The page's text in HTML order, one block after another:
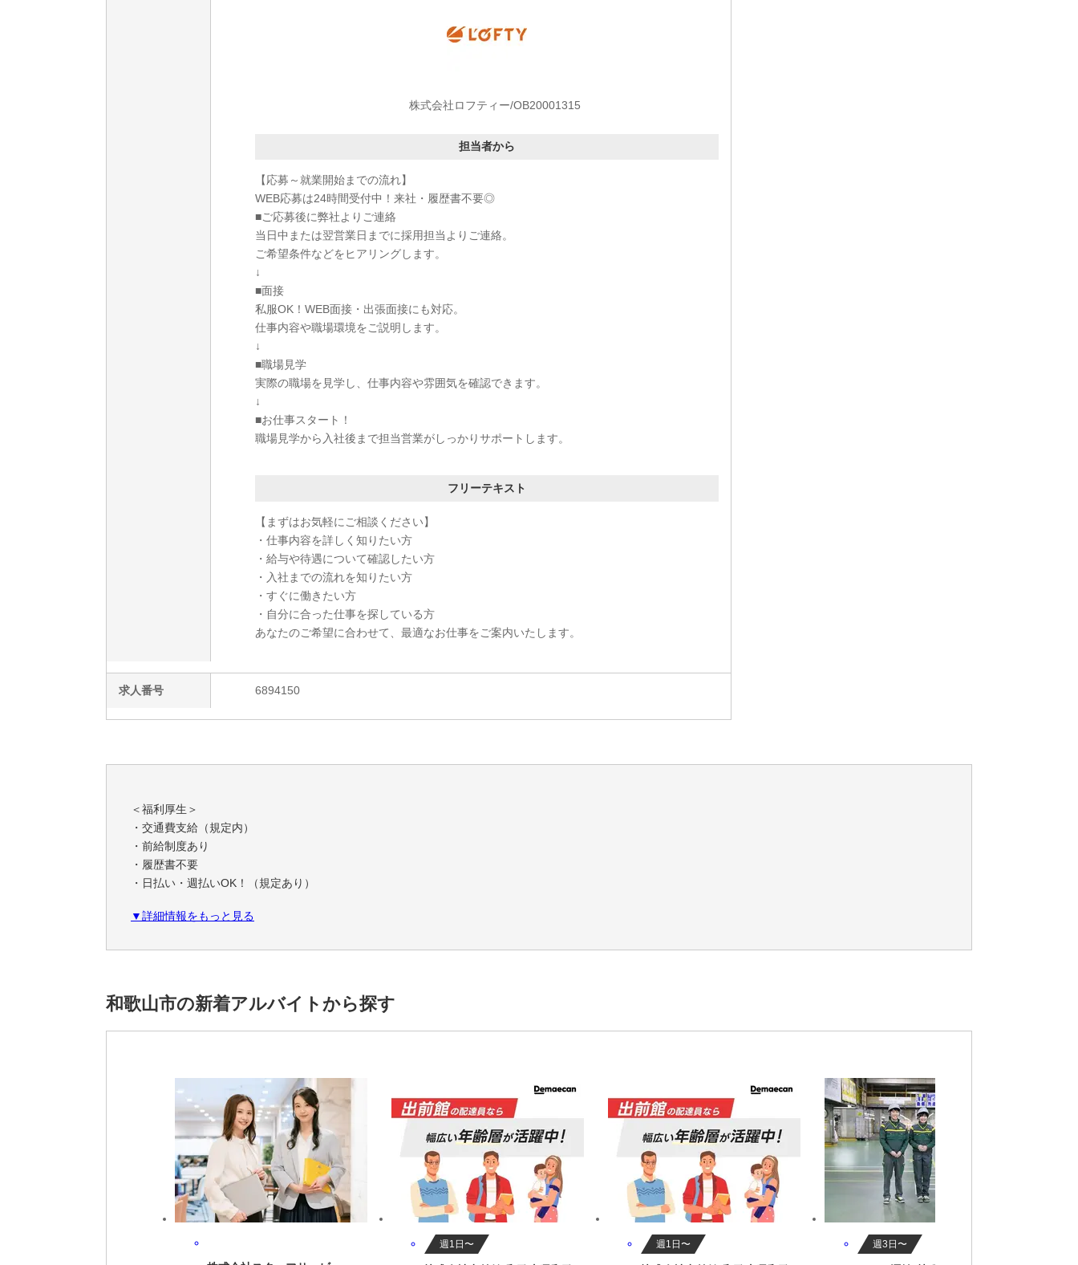
株式会社ロフティー/OB20001315
担当者から
【応募～就業開始までの流れ】
WEB応募は24時間受付中！来社・履歴書不要◎
■ご応募後に弊社よりご連絡
当日中または翌営業日までに採用担当よりご連絡。
ご希望条件などをヒアリングします。
↓
■面接
私服OK！WEB面接・出張面接にも対応。
仕事内容や職場環境をご説明します。
↓
■職場見学
実際の職場を見学し、仕事内容や雰囲気を確認できます。
↓
■お仕事スタート！
職場見学から入社後まで担当営業がしっかりサポートします。
フリーテキスト
【まずはお気軽にご相談ください】
・仕事内容を詳しく知りたい方
・給与や待遇について確認したい方
・入社までの流れを知りたい方
・すぐに働きたい方
・自分に合った仕事を探している方
あなたのご希望に合わせて、最適なお仕事をご案内いたします。
求人番号 6894150
＜福利厚生＞
・交通費支給（規定内）
・前給制度あり
・履歴書不要
・日払い・週払いOK！（規定あり）
・制服貸与
＜アクセス＞
宮前駅から徒歩12分
▼詳細情報をもっと見る
和歌山市の新着アルバイトから探す
週1日〜 週1日〜 週3日〜